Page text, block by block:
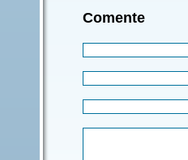
Comente